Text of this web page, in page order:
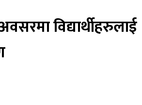
विद्यार्थीहरुलाई